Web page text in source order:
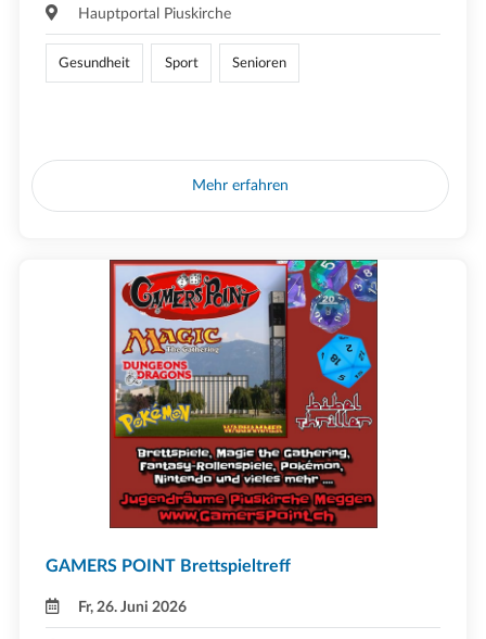
Hauptportal Piuskirche
Gesundheit Sport Senioren
Mehr erfahren
GAMERS POINT Brettspieltreff
Fr, 26. Juni 2026